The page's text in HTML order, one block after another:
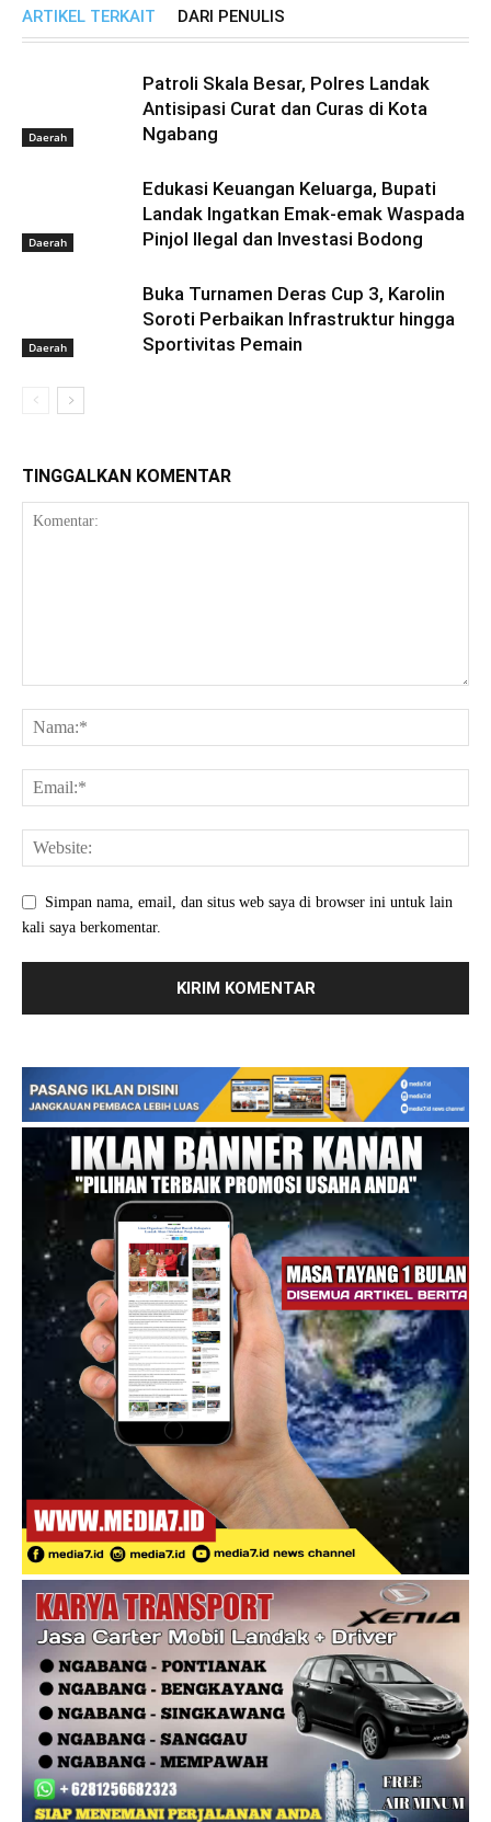
ARTIKEL TERKAIT DARI PENULIS
Daerah
Patroli Skala Besar, Polres Landak
Antisipasi Curat dan Curas di Kota
Ngabang
Daerah
Edukasi Keuangan Keluarga, Bupati
Landak Ingatkan Emak-emak Waspada
Pinjol Ilegal dan Investasi Bodong
Daerah
Buka Turnamen Deras Cup 3, Karolin
Soroti Perbaikan Infrastruktur hingga
Sportivitas Pemain
TINGGALKAN KOMENTAR
Simpan nama, email, dan situs web saya di browser ini untuk lain
kali saya berkomentar.